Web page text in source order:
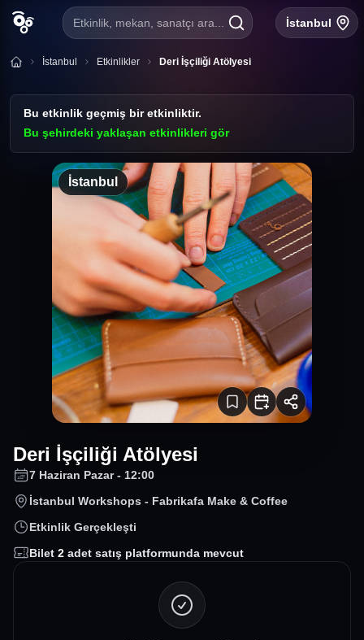
Etkinlik, mekan, sanatçı ara... İstanbul
İstanbul Etkinlikler Deri İşçiliği Atölyesi
Bu etkinlik geçmiş bir etkinliktir.
Bu şehirdeki yaklaşan etkinlikleri gör
İstanbul
Deri İşçiliği Atölyesi
7 Haziran Pazar - 12:00
İstanbul Workshops - Fabrikafa Make & Coffee
Etkinlik Gerçekleşti
Bilet 2 adet satış platformunda mevcut